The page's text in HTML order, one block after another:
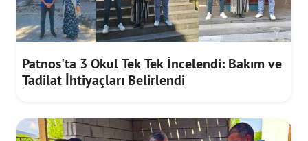
Patnos'ta 3 Okul Tek Tek İncelendi: Bakım ve
Tadilat İhtiyaçları Belirlendi